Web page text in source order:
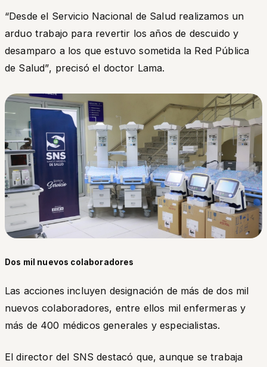
“Desde el Servicio Nacional de Salud realizamos un
arduo trabajo para revertir los años de descuido y
desamparo a los que estuvo sometida la Red Pública
de Salud”, precisó el doctor Lama.
Dos mil nuevos colaboradores
Las acciones incluyen designación de más de dos mil
nuevos colaboradores, entre ellos mil enfermeras y
más de 400 médicos generales y especialistas.
El director del SNS destacó que, aunque se trabaja